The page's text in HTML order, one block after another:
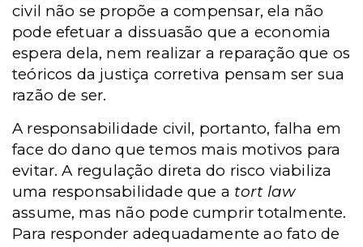
civil não se propõe a compensar, ela não
pode efetuar a dissuasão que a economia
espera dela, nem realizar a reparação que os
teóricos da justiça corretiva pensam ser sua
razão de ser.
A responsabilidade civil, portanto, falha em
face do dano que temos mais motivos para
evitar. A regulação direta do risco viabiliza
uma responsabilidade que a tort law
assume, mas não pode cumprir totalmente.
Para responder adequadamente ao fato de